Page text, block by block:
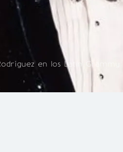
en los Latin